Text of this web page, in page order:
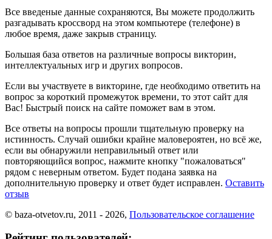
Все введеные данные сохраняются, Вы можете продолжить
разгадывать кроссворд на этом компьютере (телефоне) в
любое время, даже закрыв страницу.
Большая база ответов на различные вопросы викторин,
интеллектуальных игр и других вопросов.
Если вы участвуете в викторине, где необходимо ответить на
вопрос за короткий промежуток времени, то этот сайт для
Вас! Быстрый поиск на сайте поможет вам в этом.
Все ответы на вопросы прошли тщательную проверку на
истинность. Случай ошибки крайне маловероятен, но всё же,
если вы обнаружили неправильный ответ или
повторяющийся вопрос, нажмите кнопку "пожаловаться"
рядом с неверным ответом. Будет подана заявка на
дополнительную проверку и ответ будет исправлен. Оставить
отзыв
© baza-otvetov.ru, 2011 - 2026, Пользовательское соглашение